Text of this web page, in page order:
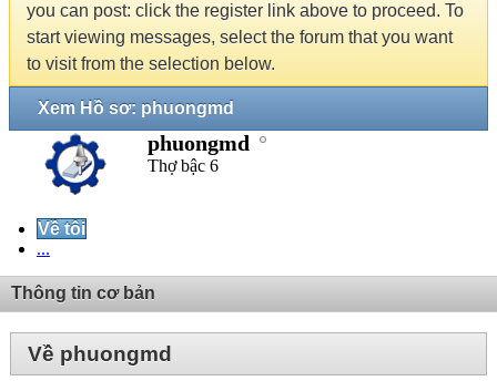
you can post: click the register link above to proceed. To
start viewing messages, select the forum that you want
to visit from the selection below.
Xem Hồ sơ: phuongmd
phuongmd
Thợ bậc 6
Về tôi
...
Thông tin cơ bản
Về phuongmd